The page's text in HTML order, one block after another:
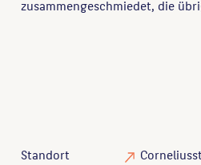
zusammengeschmiedet, die
Standort